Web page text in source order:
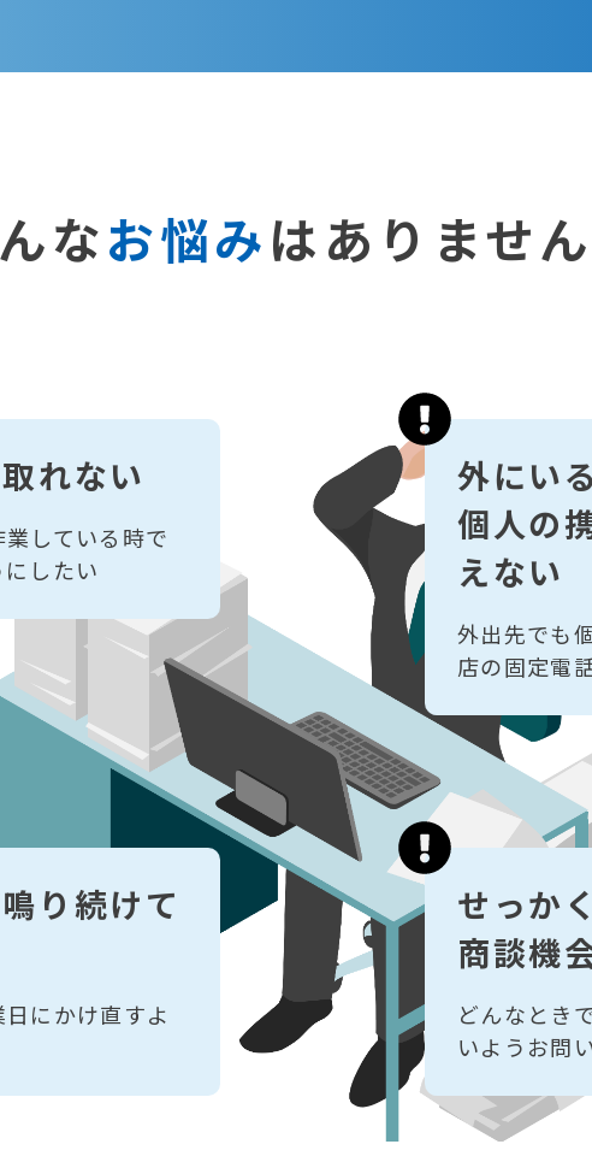
なお悩みはありませ
れない
している時で
したい
外にい
個人の
えない
外出先でも
店の固定電
り続けて
にかけ直すよ
せっか
商談機
どんなとき
いようお問